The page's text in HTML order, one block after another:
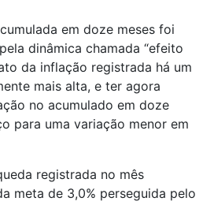
em doze meses foi
dinâmica chamada “efeito
da inflação registrada há um
mais alta, e ter agora
no acumulado em doze
para uma variação menor em
registrada no mês
meta de 3,0% perseguida pelo